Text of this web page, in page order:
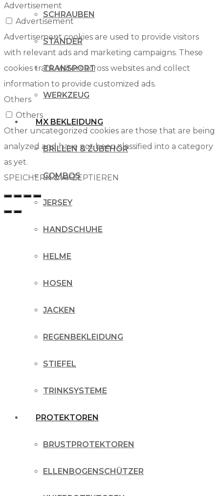
SCHRAUBEN
STÄNDER
TRANSPORT
WERKZEUG
MX BEKLEIDUNG
BRILLEN & ZUBEHÖR
COMBOS
JERSEY
HANDSCHUHE
HELME
HOSEN
JACKEN
REGENBEKLEIDUNG
STIEFEL
TRINKSYSTEME
PROTEKTOREN
BRUSTPROTEKTOREN
ELLENBOGENSCHÜTZER
Advertisement
Advertisement
Advertisement cookies are used to provide visitors
with relevant ads and marketing campaigns. These
cookies track visitors across websites and collect
information to provide customized ads.
Others
Others
Other uncategorized cookies are those that are being
analyzed and have not been classified into a category
as yet.
SPEICHERN & AKZEPTIEREN